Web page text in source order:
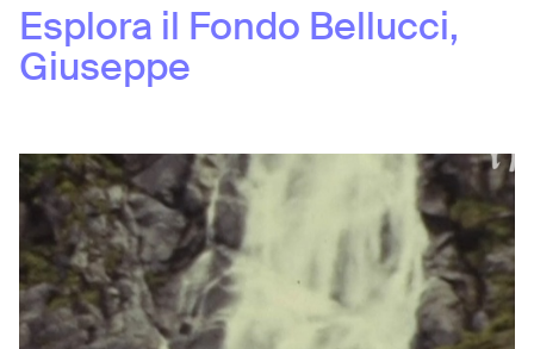
Esplora il Fondo Bellucci,
Giuseppe